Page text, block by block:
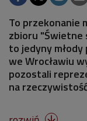
To przekonanie
zbioru "Świetne
to jedyny
we Wrocławiu
pozostali
na